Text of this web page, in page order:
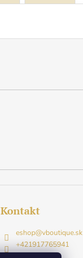
Kontakt
eshop@vboutique.sk
+421917765941